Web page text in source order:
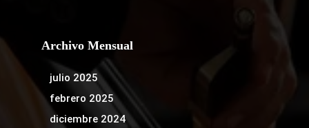
Archivo Mensual
julio 2025
febrero 2025
diciembre 2024